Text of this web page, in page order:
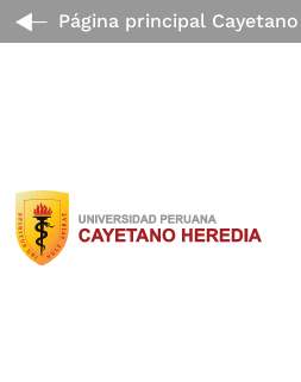
Página principal Cayetano